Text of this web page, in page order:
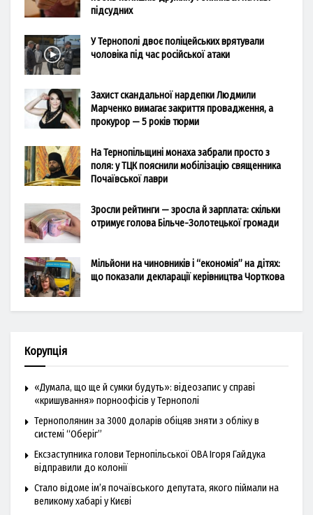
підсудних
У Тернополі двоє поліцейських врятували
чоловіка під час російської атаки
Захист скандальної нардепки Людмили
Марченко вимагає закриття провадження, а
прокурор — 5 років тюрми
На Тернопільщині монаха забрали просто з
поля: у ТЦК пояснили мобілізацію священника
Почаївської лаври
Зросли рейтинги — зросла й зарплата: скільки
отримує голова Більче-Золотецької громади
Мільйони на чиновників і “економія” на дітях:
що показали декларації керівництва Чорткова
Корупція
«Думала, що ще й сумки будуть»: відеозапис у справі
«кришування» порноофісів у Тернополі
Тернополянин за 3000 доларів обіцяв зняти з обліку в
системі “Оберіг”
Ексзаступника голови Тернопільської ОВА Ігоря Гайдука
відправили до колонії
Стало відоме ім’я почаївського депутата, якого піймали на
великому хабарі у Києві